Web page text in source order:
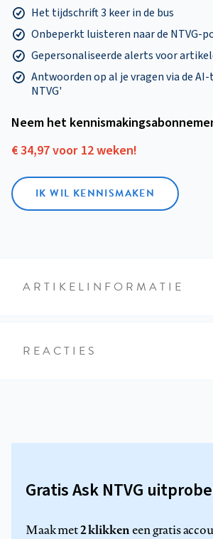
Het tijdschrift 3 keer in de bus
Onbeperkt luisteren naar de NTVG-
Gepersonaliseerde alerts voor
Antwoorden op al je vragen via de
NTVG'
Neem het
€ 34,97 voor 12 weken!
IK WIL KENNISMAKEN
ARTIKELINFORMATIE
REACTIES
Gratis Ask NTVG
Maak met2 klikkeneen gratis